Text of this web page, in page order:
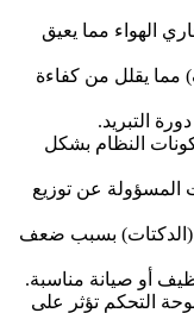
الهواء مما يعيق
مما يقلل من كفاءة
التبريد.
النظام بشكل
المسؤولة عن توزيع
(الدكتات) بسبب ضعف
أو صيانة مناسبة.
التحكم تؤثر على